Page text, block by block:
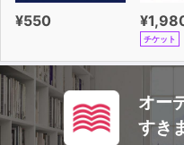
¥550
チケット
オー
すき